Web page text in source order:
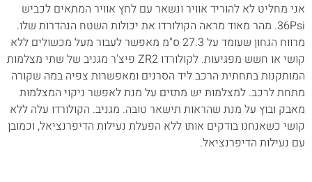
אני מחליט לא להוריד אוויר ונשאר עם לחץ אוויר המתאים לכביש
36Psi. מהר מאוד מראה הקולורדו את יכולות השטח הנהדרות שלו.
מרווח הגחון שעומד על 27.3 ס"מ מאפשר לעבור מעל מכשולים ללא
קושי או חשש מפגיעות. לקולורדו ZR2 פיצ'ר מגניב של שתי מצלמות
המותקנות בתחתית הרכב ליד הסרנים ומאפשרות צפיה במה שקורה
מתחת לרכב. למצלמות יש מתזים על מנת לאפשר ניקוי המצלמות
מאבק ובוץ על מנת שהראות תישאר טובה. מגניב. הקולורדו עלה ללא
קושי כשאנחנו בודקים אותו ללא הפעלת נעילות הדיפרנציאל, וכמובן
עם נעילות הדיפרנציאל.